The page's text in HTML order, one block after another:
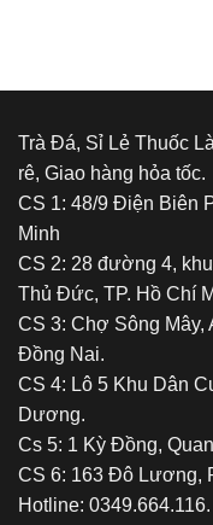
Trà Đá, Sỉ Lẻ Thuốc
rê, Giao hàng hỏa tốc.
CS 1: 48/9 Điện Biên
Minh
CS 2: 28 đường 4,
Thủ Đức, TP. Hồ Chí
CS 3: Chợ Sông Mây,
Đồng Nai.
CS 4: Lô 5 Khu Dân
Dương.
Cs 5: 1 Kỳ Đồng,
CS 6: 163 Đô Lương,
Hotline: